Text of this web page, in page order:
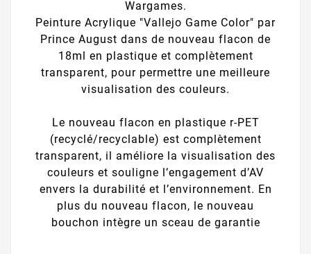
Wargames.
Peinture Acrylique "Vallejo Game Color" par
Prince August dans de nouveau flacon de
18ml en plastique et complètement
transparent, pour permettre une meilleure
visualisation des couleurs.
Le nouveau flacon en plastique r-PET
(recyclé/recyclable) est complètement
transparent, il améliore la visualisation des
couleurs et souligne l’engagement d’AV
envers la durabilité et l’environnement. En
plus du nouveau flacon, le nouveau
bouchon intègre un sceau de garantie